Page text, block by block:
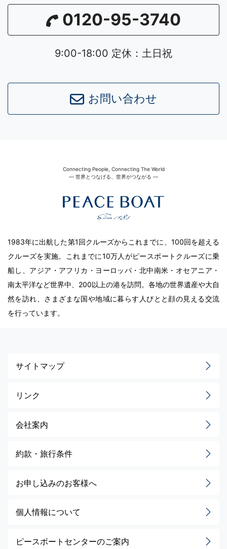
0120-95-3740
9:00-18:00 定休：土日祝
お問い合わせ
Connecting People, Connecting The World
― 世界とつなげる、世界がつながる ―
1983年に出航した第1回クルーズからこれまでに、100回を超える
クルーズを実施。これまでに10万人がピースボートクルーズに乗
船し、アジア・アフリカ・ヨーロッパ・北中南米・オセアニア・
南太平洋など世界中、200以上の港を訪問。各地の世界遺産や大自
然を訪れ、さまざまな国や地域に暮らす人びとと顔の見える交流
を行っています。
サイトマップ
リンク
会社案内
約款・旅行条件
お申し込みのお客様へ
個人情報について
ピースボートセンターのご案内